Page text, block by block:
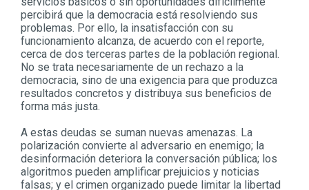
percibirá que la democracia está resolviendo sus
problemas. Por ello, la insatisfacción con su
funcionamiento alcanza, de acuerdo con el reporte,
cerca de dos terceras partes de la población regional.
No se trata necesariamente de un rechazo a la
democracia, sino de una exigencia para que produzca
resultados concretos y distribuya sus beneficios de
forma más justa.
A estas deudas se suman nuevas amenazas. La
polarización convierte al adversario en enemigo; la
desinformación deteriora la conversación pública; los
algoritmos pueden amplificar prejuicios y noticias
falsas; y el crimen organizado puede limitar la libertad